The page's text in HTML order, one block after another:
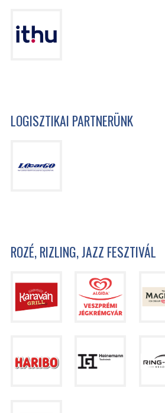
LOGISZTIKAI PARTNERÜNK
ROZÉ, RIZLING, JAZZ FESZTIVÁL